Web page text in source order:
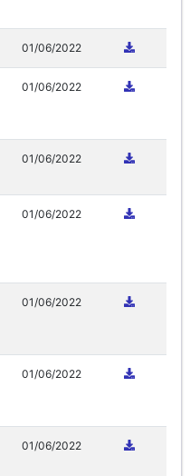
01/06/2022
01/06/2022
01/06/2022
01/06/2022
01/06/2022
01/06/2022
01/06/2022